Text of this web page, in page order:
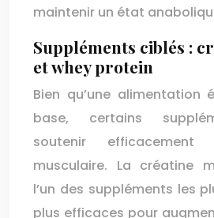
maintenir un état
Suppléments ciblés :
et whey protein
Bien qu’une alimentation
base, certains
soutenir
musculaire. La créatine
l’un des suppléments les
plus efficaces pour